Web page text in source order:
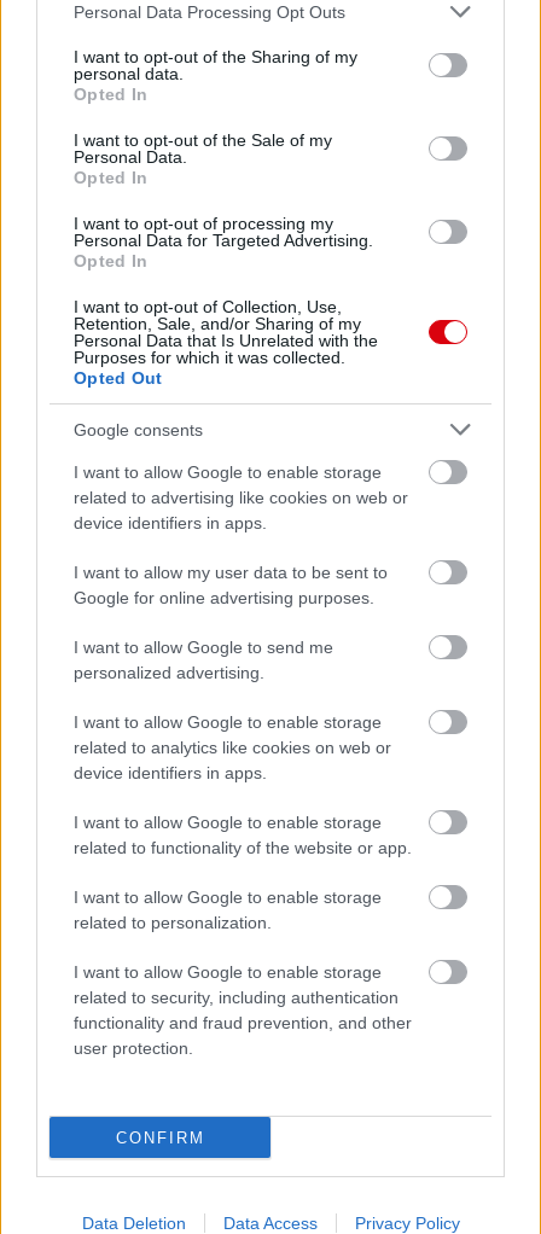
Please note that this website/app uses one or more Google
not limited to your visit or usage behaviour. You may click to
grant or deny consent to Google and its third-party tags to
use your data for below specified purposes in below Google
consent section.
Personal Data Processing Opt Outs
I want to opt-out of the Sharing of my
personal data.
Opted In
I want to opt-out of the Sale of my
Personal Data.
Opted In
I want to opt-out of processing my
Personal Data for Targeted Advertising.
Opted In
I want to opt-out of Collection, Use,
Retention, Sale, and/or Sharing of my
Personal Data that Is Unrelated with the
Purposes for which it was collected.
Opted Out
Google consents
I want to allow Google to enable storage
related to advertising like cookies on web or
device identifiers in apps.
I want to allow my user data to be sent to
Google for online advertising purposes.
I want to allow Google to send me
personalized advertising.
I want to allow Google to enable storage
related to analytics like cookies on web or
device identifiers in apps.
I want to allow Google to enable storage
related to functionality of the website or app.
I want to allow Google to enable storage
related to personalization.
I want to allow Google to enable storage
related to security, including authentication
functionality and fraud prevention, and other
user protection.
CONFIRM
Data Deletion Data Access Privacy Policy
Meccs Center
Paris Saint-Germain vs
Manchester United
Felkészülési szezon 4. mérkőzés
Nya Ullevi, Göteborg
2026-08-08 17:00
Leeds Unitedvs Manchester United2026-08-12 20:30
AC MilanvsManchester United2026-08-15 18:00
ELŐZŐ MÉRKŐZÉSEK
Támogatás
Támogasd adományoddal
a ManUtdFanatics.hu működését!
Kapcsolódó hírek
MICHAEL CARRICK
BLOMQVIST: CARRICKKEL